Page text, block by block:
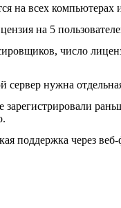
на всех компьютерах
на 5
число
сервер нужна
поддержка через